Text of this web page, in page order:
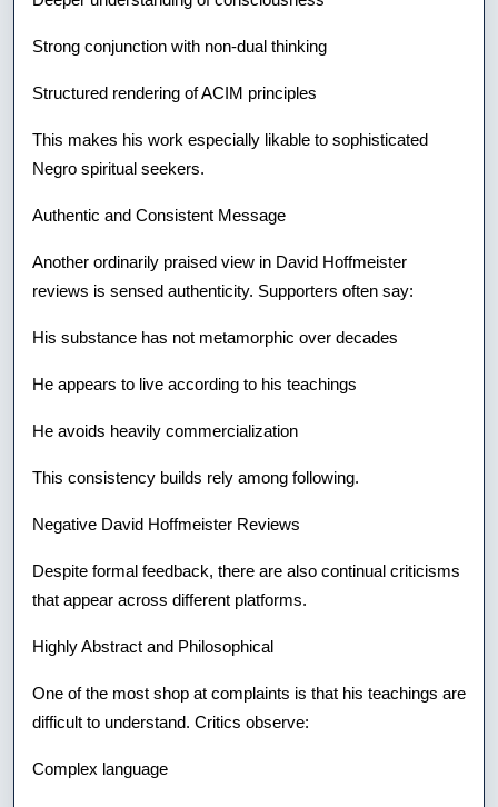
Strong conjunction with non-dual thinking
Structured rendering of ACIM principles
This makes his work especially likable to sophisticated
Negro spiritual seekers.
Authentic and Consistent Message
Another ordinarily praised view in David Hoffmeister
reviews is sensed authenticity. Supporters often say:
His substance has not metamorphic over decades
He appears to live according to his teachings
He avoids heavily commercialization
This consistency builds rely among following.
Negative David Hoffmeister Reviews
Despite formal feedback, there are also continual criticisms
that appear across different platforms.
Highly Abstract and Philosophical
One of the most shop at complaints is that his teachings are
difficult to understand. Critics observe:
Complex language